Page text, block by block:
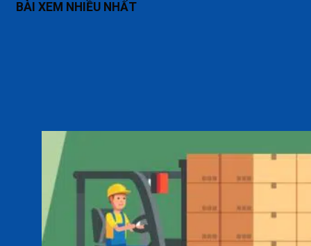
BÀI XEM NHIỀU NHẤT